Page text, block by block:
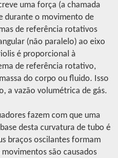
uma força (a chamada
durante o movimento de
de referência rotativos
(não paralelo) ao eixo
é proporcional à
de referência rotativo,
do corpo ou fluido. Isso
a vazão volumétrica de gás.
fazem com que uma
desta curvatura de tubo é
braços oscilantes formam
são causados